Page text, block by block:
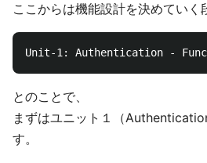
ここからは機能設計を決めていく
とのことで、
まずはユニット１（
す。